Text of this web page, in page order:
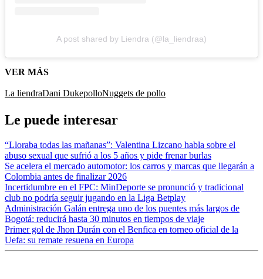
A post shared by Liendra (@la_liendraa)
VER MÁS
La liendraDani DukepolloNuggets de pollo
Le puede interesar
“Lloraba todas las mañanas”: Valentina Lizcano habla sobre el
abuso sexual que sufrió a los 5 años y pide frenar burlas
Se acelera el mercado automotor: los carros y marcas que llegarán a
Colombia antes de finalizar 2026
Incertidumbre en el FPC: MinDeporte se pronunció y tradicional
club no podría seguir jugando en la Liga Betplay
Administración Galán entrega uno de los puentes más largos de
Bogotá: reducirá hasta 30 minutos en tiempos de viaje
Primer gol de Jhon Durán con el Benfica en torneo oficial de la
Uefa: su remate resuena en Europa